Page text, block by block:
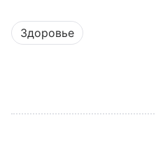
Здоровье